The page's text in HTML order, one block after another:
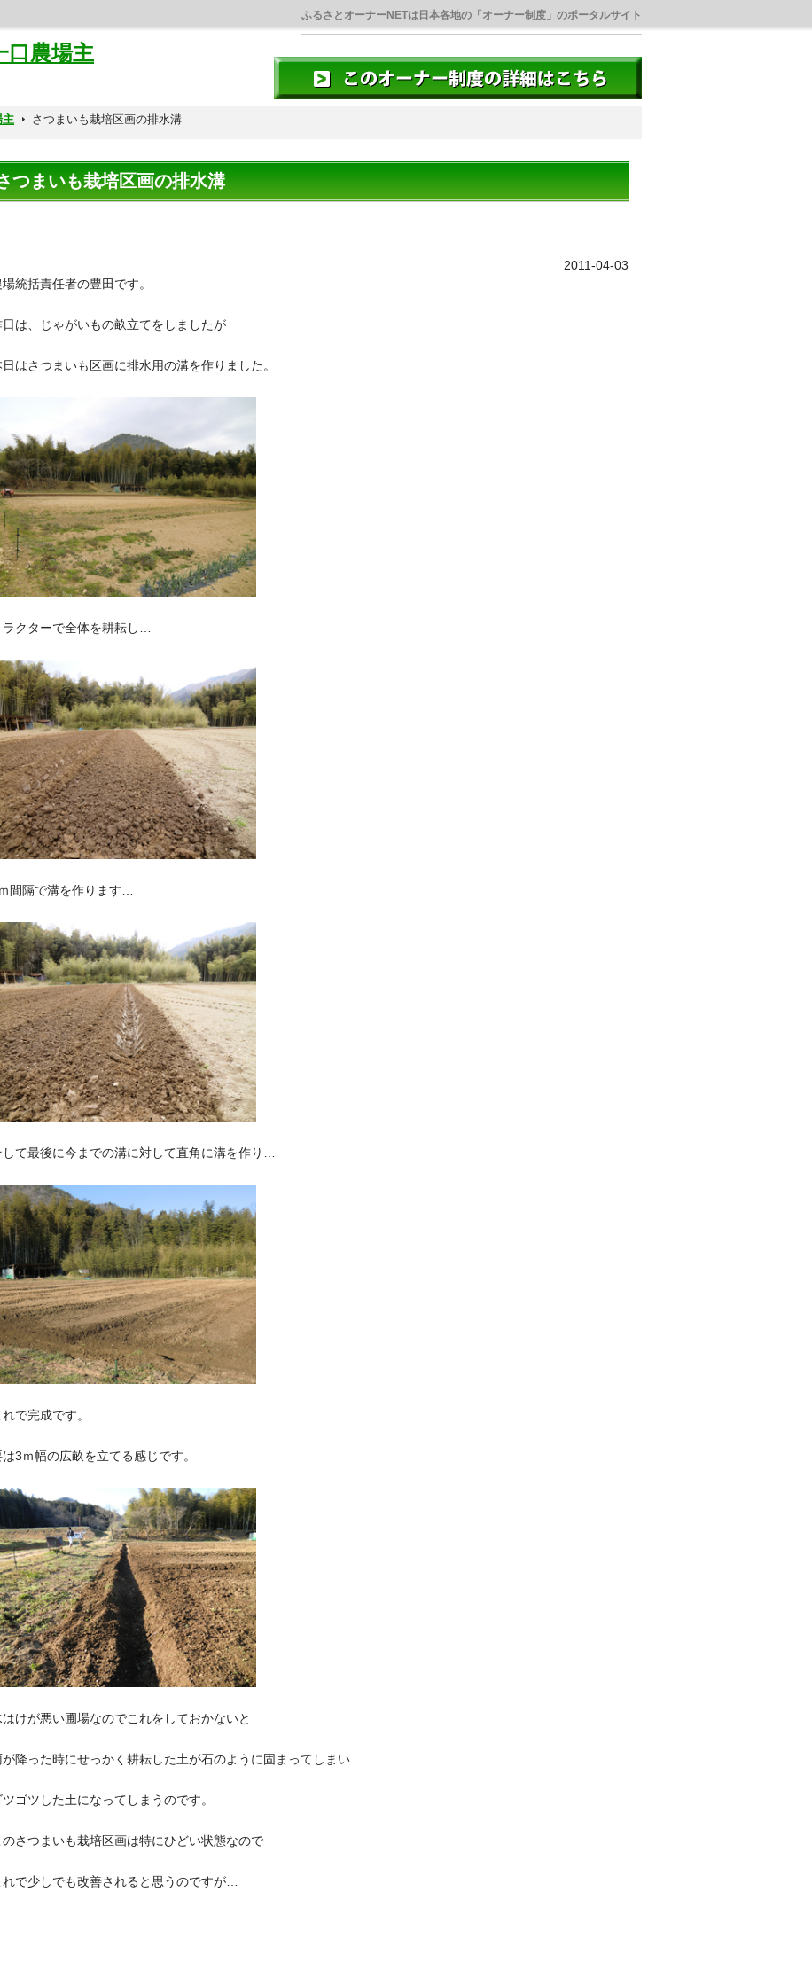
ふるさとオーナーNETは日本各地の「オーナー制度」のポータルサイト
農場主
さつまいも栽培区画の排水溝
つまいも栽培区画の排水溝
2011-04-03
場統括責任者の豊田です。
日は、じゃがいもの畝立てをしましたが
日はさつまいも区画に排水用の溝を作りました。
ラクターで全体を耕耘し…
間隔で溝を作ります…
して最後に今までの溝に対して直角に溝を作り…
れで完成です。
3ｍ幅の広畝を立てる感じです。
はけが悪い圃場なのでこれをしておかないと
が降った時にせっかく耕耘した土が石のように固まってしまい
ツゴツした土になってしまうのです。
のさつまいも栽培区画は特にひどい状態なので
れで少しでも改善されると思うのですが…